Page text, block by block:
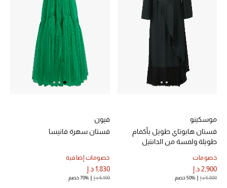
تسوقوا الآن
ما وصلنا حديثاً
الموسم الجديد
النساء
موسكينو
فستان هابوتاي طويل بأكمام
طويلة ولمسة من الدانتيل
خصومات
2,900 د.إ
5,800 د.إ 50% خصم
فيون
فستان سهرة فانيسا
خصومات إضافية
1,830 د.إ
6,100 د.إ 70% خصم